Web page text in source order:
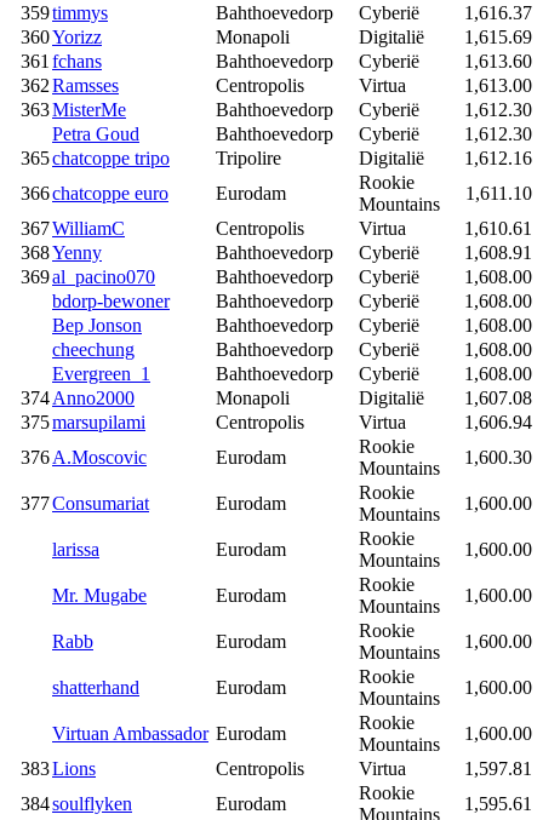
359timmys Bahthoevedorp Cyberië
1,616.37
360Yorizz Monapoli Digitalië
1,615.69
361 fchans Bahthoevedorp Cyberië
1,613.60
362Ramsses Centropolis Virtua
1,613.00
363MisterMe Bahthoevedorp Cyberië
1,612.30
Petra Goud
Bahthoevedorp Cyberië
1,612.30
365chatcoppe tripo Tripolire Digitalië
1,612.16
366chatcoppe euro Eurodam
Rookie
Mountains
1,611.10
367WilliamC Centropolis Virtua
1,610.61
368Yenny Bahthoevedorp Cyberië
1,608.91
369al_pacino070 Bahthoevedorp Cyberië
1,608.00
bdorp-bewoner
Bahthoevedorp Cyberië
1,608.00
Bep Jonson
Bahthoevedorp Cyberië
1,608.00
cheechung
Bahthoevedorp Cyberië
1,608.00
Evergreen_1
Bahthoevedorp Cyberië
1,608.00
374Anno2000 Monapoli Digitalië
1,607.08
375marsupilami Centropolis Virtua
1,606.94
376A.Moscovic Eurodam
Rookie
Mountains
1,600.30
377Consumariat Eurodam
Rookie
Mountains
1,600.00
larissa Eurodam
Rookie
Mountains
1,600.00
Mr. Mugabe Eurodam
Rookie
Mountains
1,600.00
Rabb Eurodam
Rookie
Mountains
1,600.00
shatterhand Eurodam
Rookie
Mountains
1,600.00
Virtuan Ambassador Eurodam
Rookie
Mountains
1,600.00
383Lions Centropolis Virtua
1,597.81
384soulflyken Eurodam
Rookie
Mountains
1,595.61